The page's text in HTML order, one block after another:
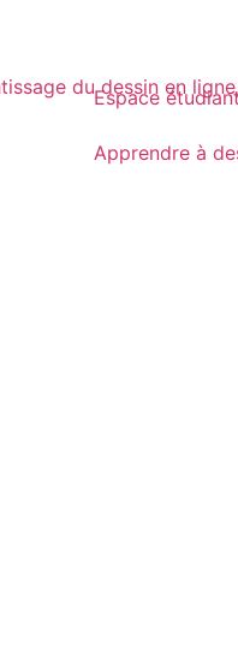
Espace étudiant
Apprendre à